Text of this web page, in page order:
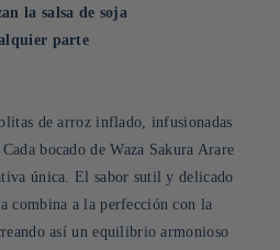
la salsa de soja
parte
de arroz inflado, infusionadas
bocado de Waza Sakura Arare
única. El sabor sutil y delicado
combina a la perfección con la
así un equilibrio armonioso